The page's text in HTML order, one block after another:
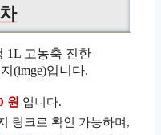
원 입니다.
링크로 확인 가능하며,